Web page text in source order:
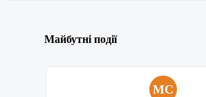
Майбутні події
MC